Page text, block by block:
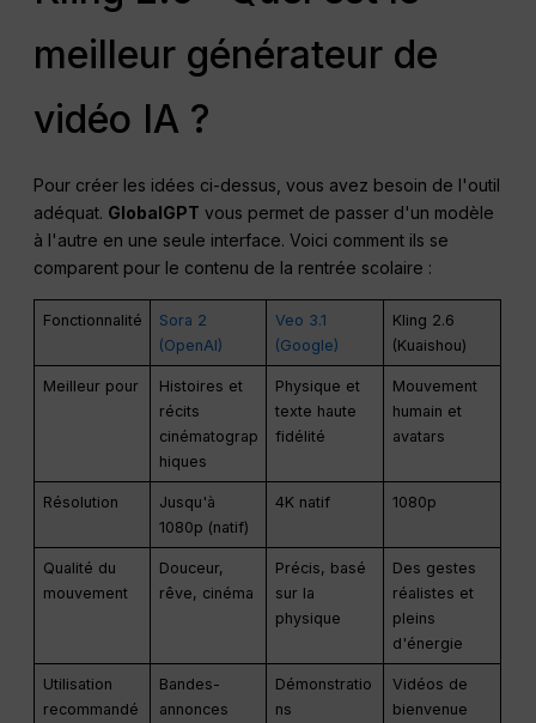
meilleur générateur de
vidéo IA ?
Pour créer les idées ci-dessus, vous avez besoin de l'outil
adéquat. GlobalGPT vous permet de passer d'un modèle
à l'autre en une seule interface. Voici comment ils se
comparent pour le contenu de la rentrée scolaire :
Fonctionnalité
Sora 2
(OpenAI)
Veo 3.1
(Google)
Kling 2.6
(Kuaishou)
Meilleur pour
Histoires et
récits
cinématograp
hiques
Physique et
texte haute
fidélité
Mouvement
humain et
avatars
Résolution
Jusqu'à
1080p (natif)
4K natif 1080p
Qualité du
mouvement
Douceur,
rêve, cinéma
Précis, basé
sur la
physique
Des gestes
réalistes et
pleins
d'énergie
Utilisation
recommandé
Bandes-
annonces
Démonstratio
ns
Vidéos de
bienvenue